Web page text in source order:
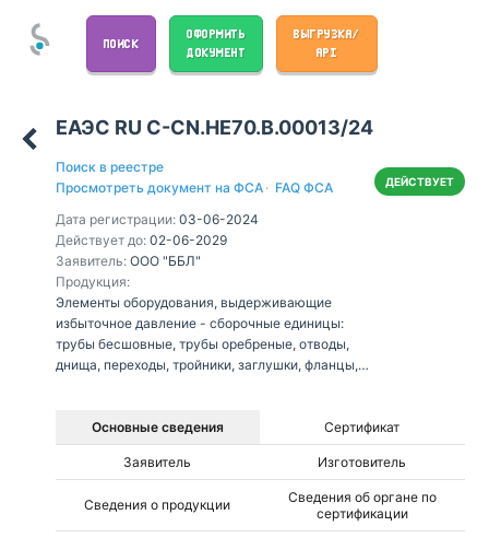
ПОИСК
ОФОРМИТЬ
ДОКУМЕНТ
ВЫГРУЗКА/
API
ЕАЭС RU С-CN.НЕ70.В.00013/24
Поиск в реестре
Просмотреть документ на ФСА · FAQ ФСА
Дата регистрации: 03-06-2024
Действует до: 02-06-2029
Заявитель: ООО "ББЛ"
Продукция:
Элементы оборудования, выдерживающие
избыточное давление - сборочные единицы:
трубы бесшовные, трубы оребреные, отводы,
днища, переходы, тройники, заглушки, фланцы,
МПа, номинальными диаметрами от 125 до
400мм. Категория опасности 4 в соответствии с
п. 1 Приложения №1 к ТР ТС 032/2013. Торговая
ДЕЙСТВУЕТ
Основные сведения Сертификат
Заявитель Изготовитель
Сведения о продукции
Сведения об органе по
сертификации